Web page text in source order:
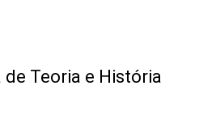
Teoria e História